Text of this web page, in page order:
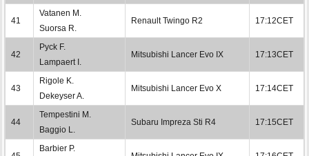
41
Vatanen M.
Suorsa R.
Renault Twingo R2 17:12CET
42
Pyck F.
Lampaert I.
Mitsubishi Lancer Evo IX 17:13CET
43
Rigole K.
Dekeyser A.
Mitsubishi Lancer Evo X 17:14CET
44
Tempestini M.
Baggio L.
Subaru Impreza Sti R4 17:15CET
Barbier P.